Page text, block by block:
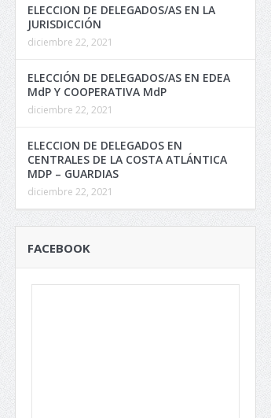
ELECCION DE DELEGADOS/AS EN LA
JURISDICCIÓN
diciembre 22, 2021
ELECCIÓN DE DELEGADOS/AS EN EDEA
MdP Y COOPERATIVA MdP
diciembre 22, 2021
ELECCION DE DELEGADOS EN
CENTRALES DE LA COSTA ATLÁNTICA
MDP – GUARDIAS
diciembre 22, 2021
FACEBOOK